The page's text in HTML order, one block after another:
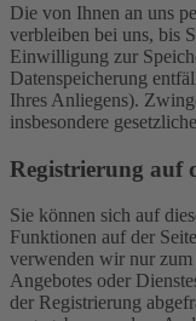
Die von Ihnen an uns
verbleiben bei uns, bis
Einwilligung zur
Datenspeicherung
Ihres Anliegens).
insbesondere
Registrierung auf
Sie können sich auf
Funktionen auf der
verwenden wir nur
Angebotes oder
der Registrierung